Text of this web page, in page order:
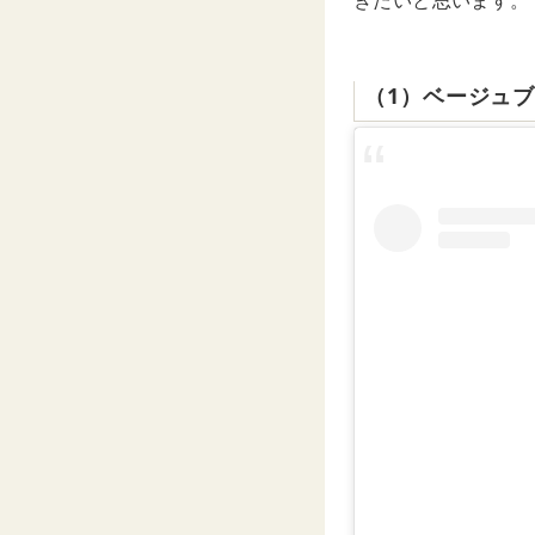
（1）ベージュ